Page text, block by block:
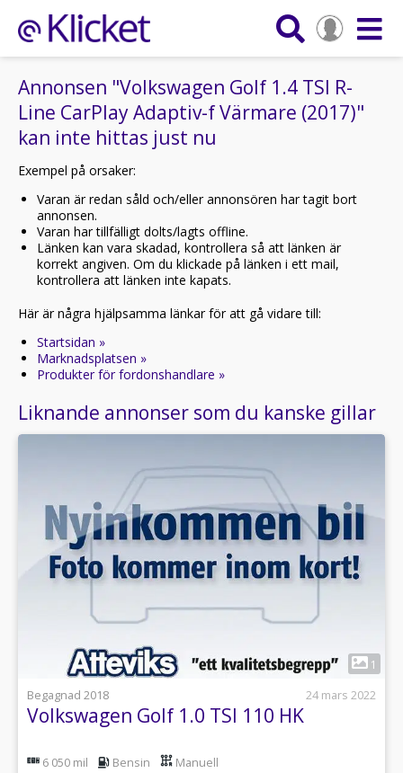
Annonsen "Volkswagen Golf 1.4 TSI R-
Line CarPlay Adaptiv-f Värmare (2017)"
kan inte hittas just nu
Exempel på orsaker:
Varan är redan såld och/eller annonsören har tagit bort
annonsen.
Varan har tillfälligt dolts/lagts offline.
Länken kan vara skadad, kontrollera så att länken är
korrekt angiven. Om du klickade på länken i ett mail,
kontrollera att länken inte kapats.
Här är några hjälpsamma länkar för att gå vidare till:
Startsidan »
Marknadsplatsen »
Produkter för fordonshandlare »
Liknande annonser som du kanske gillar
1
Begagnad 2018
24 mars 2022
Volkswagen Golf 1.0 TSI 110 HK
6 050 mil Bensin Manuell